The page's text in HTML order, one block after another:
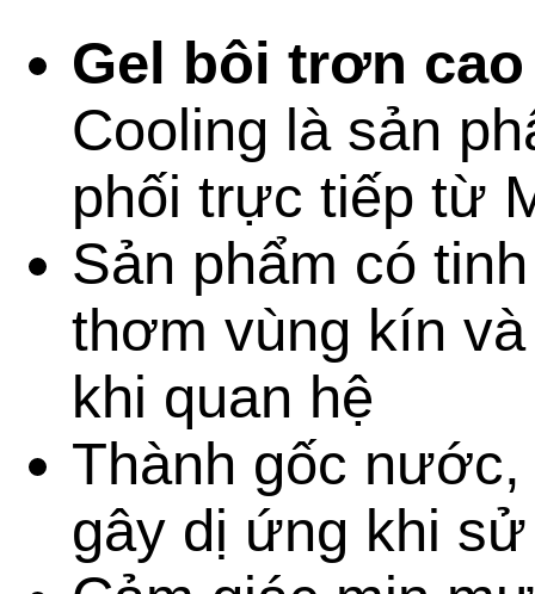
Gel bôi trơn
Cooling là sản
phối trực tiếp từ
Sản phẩm có
thơm vùng kín
khi quan hệ
Thành gốc
gây dị ứng khi